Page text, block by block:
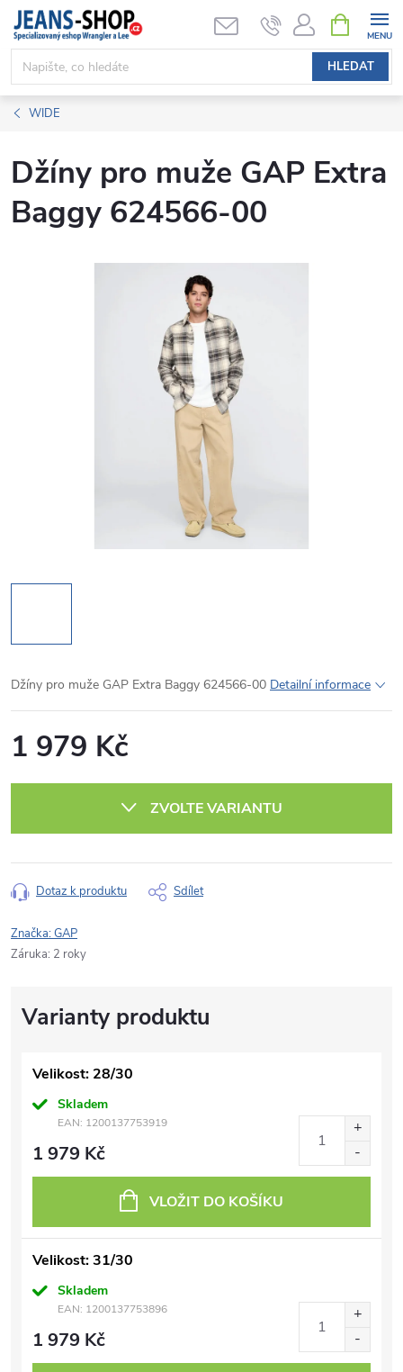
Přejít
obsah
HLEDAT
NÁKUPNÍ
KOŠÍK
WIDE
Džíny pro muže GAP Extra
Baggy 624566-00
Džíny pro muže GAP Extra Baggy 624566-00 Detailní informace
1 979 Kč
ZVOLTE VARIANTU
Dotaz k produktu Sdílet
Značka:GAP
Záruka: 2 roky
Velikost: 28/30
Skladem
EAN: 1200137753919
1 979 Kč
VLOŽIT DO KOŠÍKU
Velikost: 31/30
Skladem
EAN: 1200137753896
1 979 Kč